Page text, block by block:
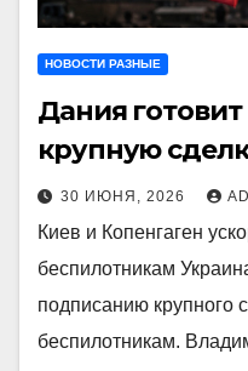
НОВОСТИ РАЗНЫЕ
Дания
крупную
30 ИЮНЯ, 2026
Киев и Копенгаген
беспилотникам
подписанию крупного
беспилотникам.